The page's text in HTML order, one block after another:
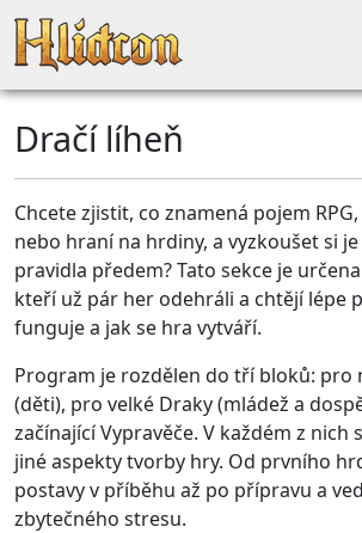
Dračí líheň
Chcete zjistit, co znamená pojem
nebo hraní na hrdiny, a vyzkoušet si
pravidla předem? Tato sekce je
kteří už pár her odehráli a chtějí lépe
funguje a jak se hra vytváří.
Program je rozdělen do tří bloků: pro
(děti), pro velké Draky (mládež a
začínající Vypravěče. V každém z nich
jiné aspekty tvorby hry. Od prvního
postavy v příběhu až po přípravu a
zbytečného stresu.